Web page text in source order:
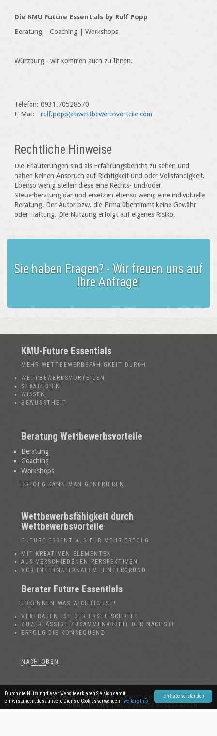
Ich habe verstanden
Durch die Nutzung dieser Website erklären Sie sich damit
einverstanden, dass unsere Dienste Cookies verwenden -weitere Info
Die KMU Future Essentials by Rolf Popp
Beratung | Coaching | Workshops
Würzburg - wir kommen auch zu Ihnen.
Telefon: 0931.70528570
E-Mail: rolf.popp(at)wettbewerbsvorteile.com
Rechtliche Hinweise
Die Erläuterungen sind als Erfahrungsbericht zu sehen und
haben keinen Anspruch auf Richtigkeit und oder Vollständigkeit.
Ebenso wenig stellen diese eine Rechts- und/oder
Steuerberatung dar und ersetzen ebenso wenig eine individuelle
Beratung. Der Autor bzw. die Firma übernimmt keine Gewähr
oder Haftung. Die Nutzung erfolgt auf eigenes Risiko.
Sie haben Fragen? - Wir freuen uns auf
Ihre Anfrage!
KMU-Future Essentials
MEHR WETTBEWERBSFÄHIGKEIT DURCH:
WETTBEWERBSVORTEILEN
STRATEGIEN
WISSEN
BEWUSSTHEIT
Beratung Wettbewerbsvorteile
Beratung
Coaching
Workshops
ERFOLG KANN MAN GENERIEREN.
Wettbewerbsfähigkeit durch
Wettbewerbsvorteile
FUTURE ESSENTIALS FÜR MEHR ERFOLG:
MIT KREATIVEN ELEMENTEN
AUS VERSCHIEDENEN PERSPEKTIVEN
VOR INTERNATIONALEM HINTERGRUND
Berater Future Essentials
ERKENNEN WAS WICHTIG IST!
VERTRAUEN IST DER ERSTE SCHRITT
ZUVERLÄSSIGE ZUSAMMENARBEIT DER NÄCHSTE
ERFOLG DIE KONSEQUENZ
NACH OBEN
© 2026 BY ROLF POPP PRO CONSULT GMBH (RPPC) PRO-
CONSULT.COM